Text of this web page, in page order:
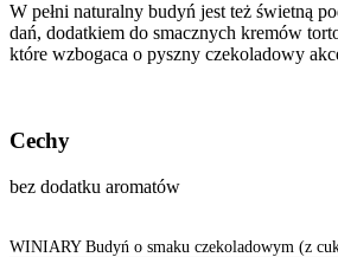
W pełni naturalny budyń jest też świetną
dań, dodatkiem do smacznych kremów
które wzbogaca o pyszny czekoladowy
Cechy
bez dodatku aromatów
WINIARY Budyń o smaku czekoladowym (z